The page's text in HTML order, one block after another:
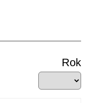
Rok